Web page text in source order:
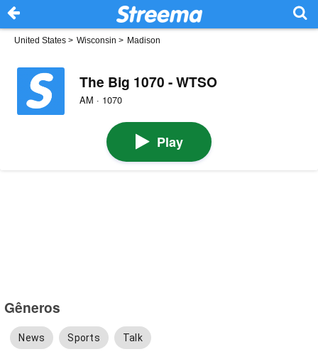
United States > Wisconsin > Madison
The Big 1070 - WTSO
AM · 1070
Play
Gêneros
News Sports Talk